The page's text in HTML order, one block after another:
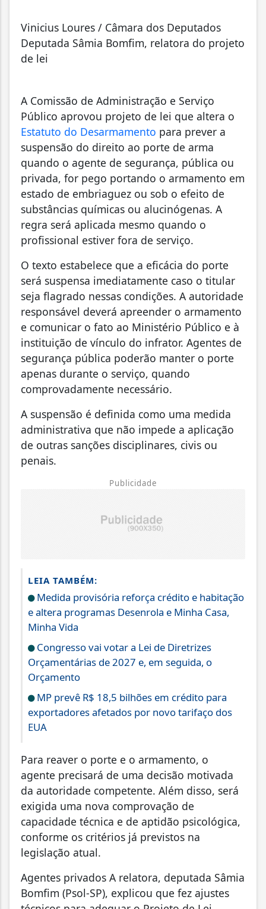
Vinicius Loures / Câmara dos Deputados
Deputada Sâmia Bomfim, relatora do projeto
de lei
A Comissão de Administração e Serviço
Público aprovou projeto de lei que altera o
Estatuto do Desarmamento para prever a
suspensão do direito ao porte de arma
quando o agente de segurança, pública ou
privada, for pego portando o armamento em
estado de embriaguez ou sob o efeito de
substâncias químicas ou alucinógenas. A
regra será aplicada mesmo quando o
profissional estiver fora de serviço.
O texto estabelece que a eficácia do porte
será suspensa imediatamente caso o titular
seja flagrado nessas condições. A autoridade
responsável deverá apreender o armamento
e comunicar o fato ao Ministério Público e à
instituição de vínculo do infrator. Agentes de
segurança pública poderão manter o porte
apenas durante o serviço, quando
comprovadamente necessário.
A suspensão é definida como uma medida
administrativa que não impede a aplicação
de outras sanções disciplinares, civis ou
penais.
Publicidade
LEIA TAMBÉM:
Medida provisória reforça crédito e habitação
e altera programas Desenrola e Minha Casa,
Minha Vida
Congresso vai votar a Lei de Diretrizes
Orçamentárias de 2027 e, em seguida, o
Orçamento
MP prevê R$ 18,5 bilhões em crédito para
exportadores afetados por novo tarifaço dos
EUA
Para reaver o porte e o armamento, o
agente precisará de uma decisão motivada
da autoridade competente. Além disso, será
exigida uma nova comprovação de
capacidade técnica e de aptidão psicológica,
conforme os critérios já previstos na
legislação atual.
Agentes privados A relatora, deputada Sâmia
Bomfim (Psol-SP), explicou que fez ajustes